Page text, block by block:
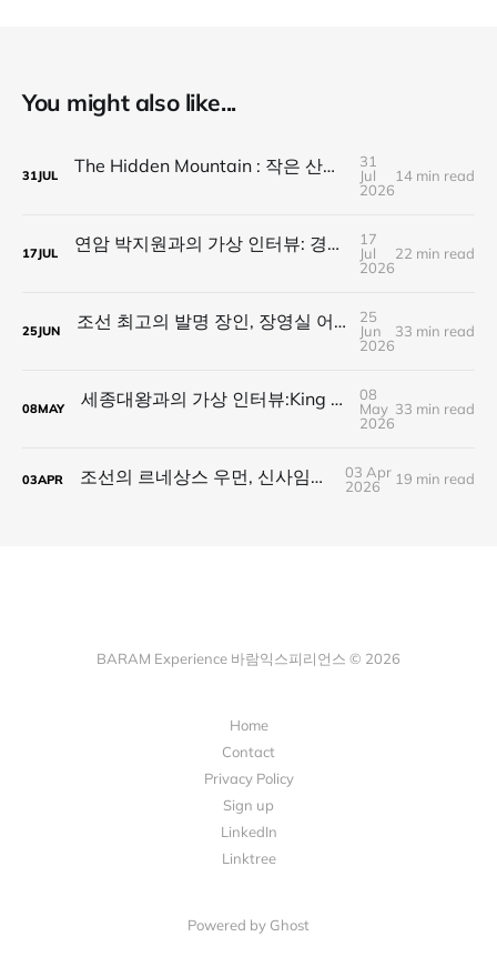
You might also like...
31JUL The Hidden Mountain : 작은 산이 큰 산을 가린다
31
Jul
2026
14 min read
17JUL 연암 박지원과의 가상 인터뷰: 경계 위의 통섭 문장가가 전하는 21세기 네오 폴리매스의 길
17
Jul
2026
22 min read
25JUN 조선 최고의 발명 장인, 장영실 어른과의 대화:21세기 네오 폴리매스에게 전하는 이야기
25
Jun
2026
33 min read
08MAY 세종대왕과의 가상 인터뷰:King of Polymath가 전하는 21세기 네오 폴리매스의 길
08
May
2026
33 min read
03APR 조선의 르네상스 우먼, 신사임당을 만나다
03 Apr
2026
19 min read
BARAM Experience 바람익스피리언스 © 2026
Home
Contact
Privacy Policy
Sign up
LinkedIn
Linktree
Powered by Ghost